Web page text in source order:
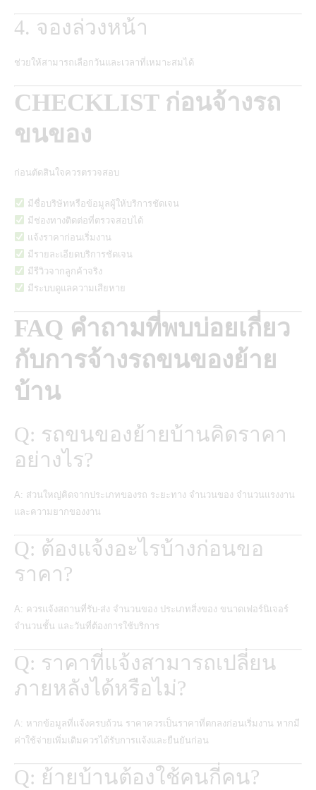
4. จองล่วงหน้า
ช่วยให้สามารถเลือกวันและเวลาที่เหมาะสมได้
CHECKLIST ก่อนจ้างรถ
ขนของ
ก่อนตัดสินใจควรตรวจสอบ
มีชื่อบริษัทหรือข้อมูลผู้ให้บริการชัดเจน
มีช่องทางติดต่อที่ตรวจสอบได้
แจ้งราคาก่อนเริ่มงาน
มีรายละเอียดบริการชัดเจน
มีรีวิวจากลูกค้าจริง
มีระบบดูแลความเสียหาย
FAQ คำถามที่พบบ่อยเกี่ยว
กับการจ้างรถขนของย้าย
บ้าน
Q: รถขนของย้ายบ้านคิดราคา
อย่างไร?
A: ส่วนใหญ่คิดจากประเภทของรถ ระยะทาง จำนวนของ จำนวนแรงงาน
และความยากของงาน
Q: ต้องแจ้งอะไรบ้างก่อนขอ
ราคา?
A: ควรแจ้งสถานที่รับ-ส่ง จำนวนของ ประเภทสิ่งของ ขนาดเฟอร์นิเจอร์
จำนวนชั้น และวันที่ต้องการใช้บริการ
Q: ราคาที่แจ้งสามารถเปลี่ยน
ภายหลังได้หรือไม่?
A: หากข้อมูลที่แจ้งครบถ้วน ราคาควรเป็นราคาที่ตกลงก่อนเริ่มงาน หากมี
ค่าใช้จ่ายเพิ่มเติมควรได้รับการแจ้งและยืนยันก่อน
Q: ย้ายบ้านต้องใช้คนกี่คน?